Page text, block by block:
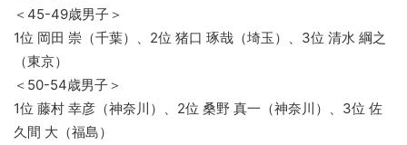
＜45-49歳男子＞
1位 岡田 崇（千葉）、2位 猪口 琢哉（埼玉）、3位 清水 綱之
（東京）
＜50-54歳男子＞
1位 藤村 幸彦（神奈川）、2位 桑野 真一（神奈川）、3位 佐
久間 大（福島）